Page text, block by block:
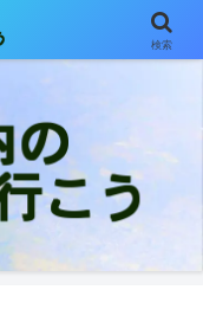
紹介します あなた色の旅
検索